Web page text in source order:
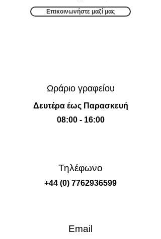
Επικοινωνήστε μαζί μας
Ωράριο γραφείου
Δευτέρα έως Παρασκευή
08:00 - 16:00
Τηλέφωνο
+44 (0) 7762936599
Email